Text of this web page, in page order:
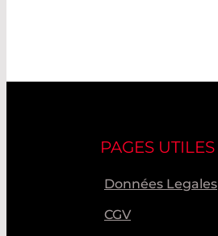
PAGES UTILES
Données Legales
CGV